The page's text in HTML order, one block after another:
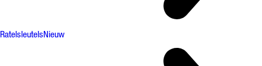
RatelsleutelsNieuw